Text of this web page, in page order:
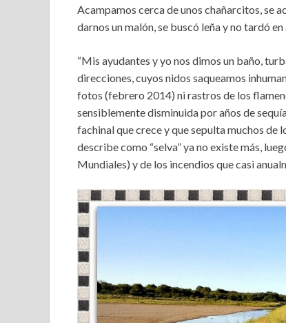
Acampamos cerca de unos chañarcitos, se
darnos un malón, se buscó leña y no tardó
“Mis ayudantes y yo nos dimos un baño,
direcciones, cuyos nidos saqueamos
fotos (febrero 2014) ni rastros de los
sensiblemente disminuida por años de
fachinal que crece y que sepulta muchos de
describe como “selva” ya no existe más,
Mundiales) y de los incendios que casi